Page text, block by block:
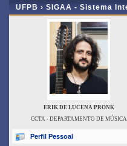
UFPB › SIGAA - Sistema
ERIK DE LUCENA PRONK
CCTA - DEPARTAMENTO DE MÚSICA
Perfil Pessoal